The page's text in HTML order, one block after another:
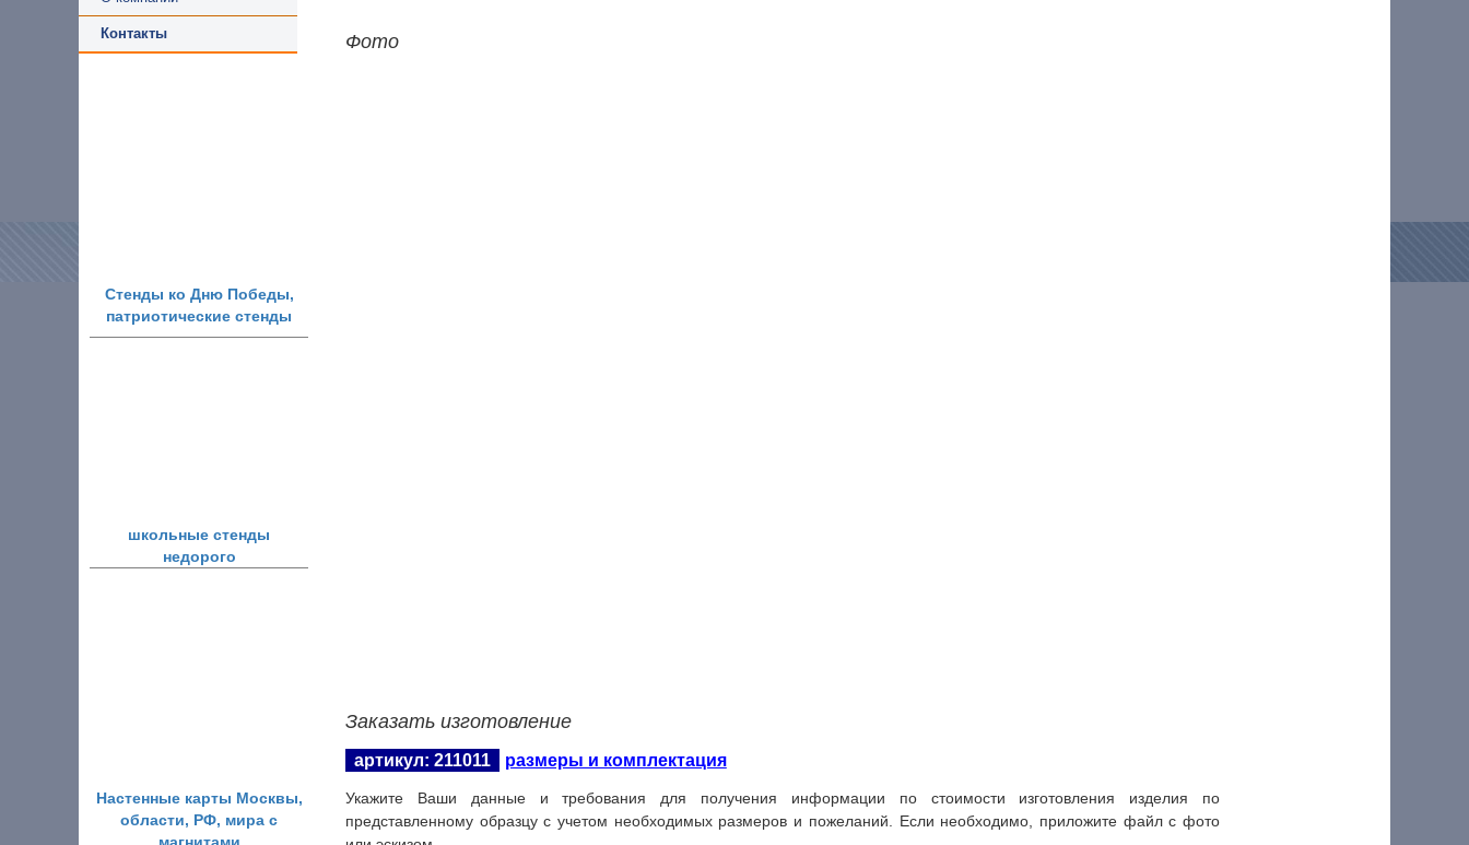
Контакты
Стенды ко Дню Победы,
патриотические стенды
школьные стенды
недорого
Настенные карты Москвы,
области, РФ, мира с
Фото
Заказать изготовление
артикул: 211011 размеры и комплектация
Укажите Ваши данные и требования для получения информации по стоимости изготовления изделия по
представленному образцу с учетом необходимых размеров и пожеланий. Если необходимо, приложите файл с фото